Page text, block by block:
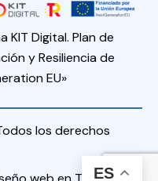
KIT Digital. Plan de
y Resiliencia de
EU»
los derechos
ES